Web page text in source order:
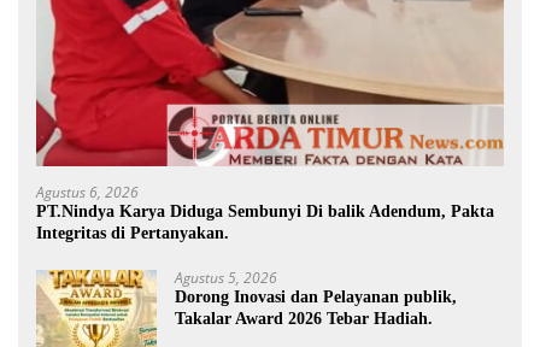
Agustus 6, 2026
PT.Nindya Karya Diduga Sembunyi Di balik Adendum, Pakta
Integritas di Pertanyakan.
Agustus 5, 2026
Dorong Inovasi dan Pelayanan publik,
Takalar Award 2026 Tebar Hadiah.